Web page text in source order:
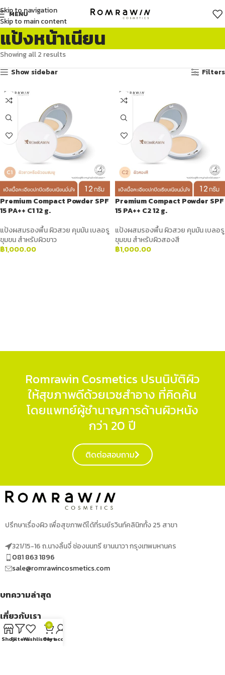
Skip to navigation
Skip to main content
MENU
แป้งหน้าเนียน
Showing all 2 results
Show sidebar
Filters
Premium Compact Powder SPF
15 PA++ C1 12 g.
แป้งผสมรองพื้น ผิวสวย คุมมัน เบลอรู
ขุมขน สำหรับผิวขาว
฿1,000.00
Premium Compact Powder SPF
15 PA++ C2 12 g.
แป้งผสมรองพื้น ผิวสวย คุมมัน เบลอรู
ขุมขน สำหรับผิวสองสี
฿1,000.00
Romrawin Cosmetics ปรนนิบัติผิว
ให้สุขภาพดีด้วยเวชสำอาง ที่คิดค้น
โดยแพทย์ผู้ชำนาญการด้านผิวหนัง
กว่า 20 ปี
ติดต่อสอบถาม
ปรึกษาเรื่องผิว เพื่อสุขภาพดีได้ที่รมย์รวินท์คลินิกทั้ง 25 สาขา
321/15-16 ถ.นางลิ้นจี่ ช่องนนทรี ยานนาวา กรุงเทพมหานคร
081 863 1896
sale@romrawincosmetics.com
บทความล่าสุด
เกี่ยวกับเรา
เมนูด่วน
ShopFiltersWishlist
0
Cart
My account